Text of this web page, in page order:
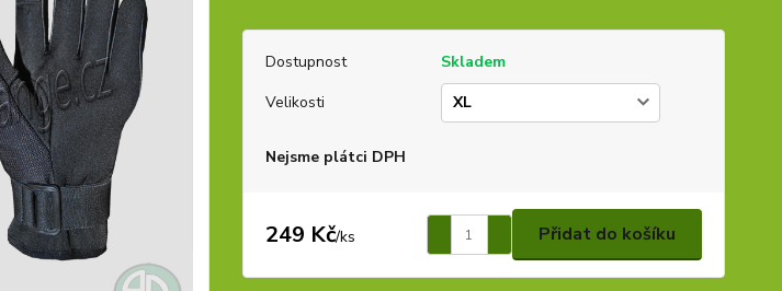
Dostupnost
Skladem
Velikosti
Nejsme plátci DPH
249 Kč/ks Přidat do košíku